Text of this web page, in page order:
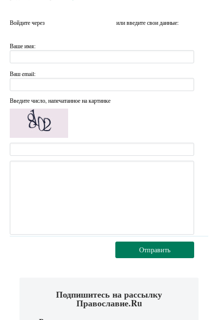
Войдите через или введите свои данные:
Ваше имя:
Ваш email:
Введите число, напечатанное на картинке
Отправить
Подпишитесь на рассылку
Православие.Ru